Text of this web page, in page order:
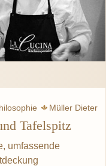
Müller Dieter
Müller Jörg
Baden Meerrettich
Tafelspitz
umfassende